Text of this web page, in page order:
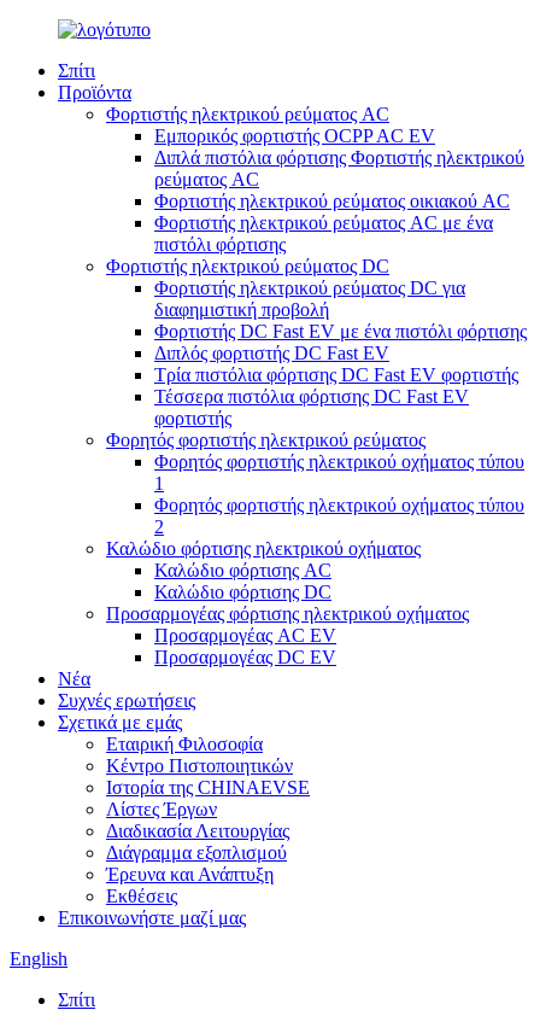
Σπίτι
Προϊόντα
Φορτιστής ηλεκτρικού ρεύματος AC
Εμπορικός φορτιστής OCPP AC EV
Διπλά πιστόλια φόρτισης Φορτιστής ηλεκτρικού
ρεύματος AC
Φορτιστής ηλεκτρικού ρεύματος οικιακού AC
Φορτιστής ηλεκτρικού ρεύματος AC με ένα
πιστόλι φόρτισης
Φορτιστής ηλεκτρικού ρεύματος DC
Φορτιστής ηλεκτρικού ρεύματος DC για
διαφημιστική προβολή
Φορτιστής DC Fast EV με ένα πιστόλι φόρτισης
Διπλός φορτιστής DC Fast EV
Τρία πιστόλια φόρτισης DC Fast EV φορτιστής
Τέσσερα πιστόλια φόρτισης DC Fast EV
φορτιστής
Φορητός φορτιστής ηλεκτρικού ρεύματος
Φορητός φορτιστής ηλεκτρικού οχήματος τύπου
1
Φορητός φορτιστής ηλεκτρικού οχήματος τύπου
2
Καλώδιο φόρτισης ηλεκτρικού οχήματος
Καλώδιο φόρτισης AC
Καλώδιο φόρτισης DC
Προσαρμογέας φόρτισης ηλεκτρικού οχήματος
Προσαρμογέας AC EV
Προσαρμογέας DC EV
Νέα
Συχνές ερωτήσεις
Σχετικά με εμάς
Εταιρική Φιλοσοφία
Κέντρο Πιστοποιητικών
Ιστορία της CHINAEVSE
Λίστες Έργων
Διαδικασία Λειτουργίας
Διάγραμμα εξοπλισμού
Έρευνα και Ανάπτυξη
Εκθέσεις
Επικοινωνήστε μαζί μας
English
Σπίτι